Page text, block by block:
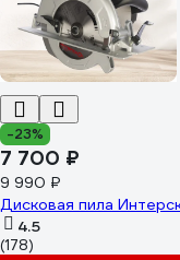
-23%
7 700 ₽
9 990 ₽
Дисковая пила
4.5
(178)